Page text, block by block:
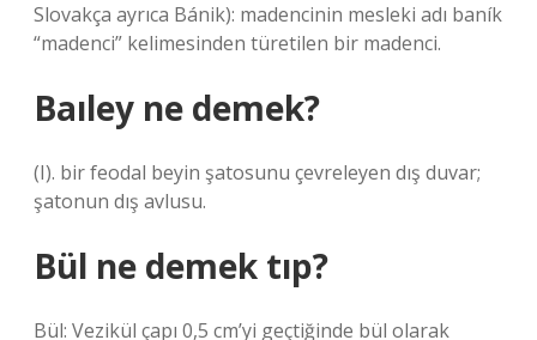
Slovakça ayrıca Bánik): madencinin mesleki adı baník
“madenci” kelimesinden türetilen bir madenci.
Baıley ne demek?
(I). bir feodal beyin şatosunu çevreleyen dış duvar;
şatonun dış avlusu.
Bül ne demek tıp?
Bül: Vezikül çapı 0,5 cm’yi geçtiğinde bül olarak